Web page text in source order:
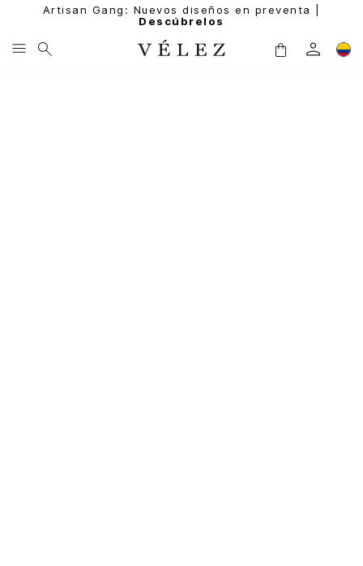
Artisan Gang: Nuevos diseños en preventa |
Descúbrelos